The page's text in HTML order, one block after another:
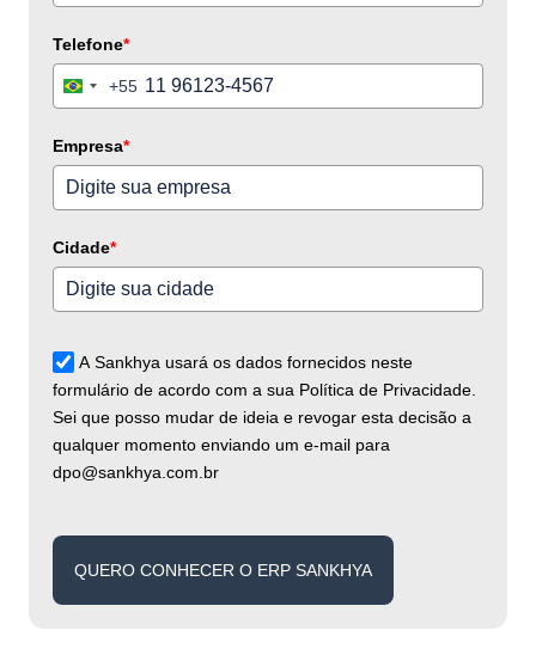
Telefone*
Brazil+55
Empresa*
Cidade*
A Sankhya usará os dados fornecidos neste
formulário de acordo com a sua Política de Privacidade.
Sei que posso mudar de ideia e revogar esta decisão a
qualquer momento enviando um e-mail para
dpo@sankhya.com.br
QUERO CONHECER O ERP SANKHYA